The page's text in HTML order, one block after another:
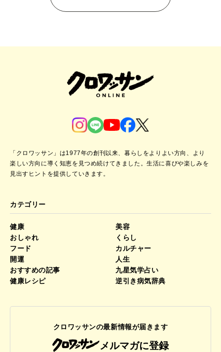
「クロワッサン」は1977年の創刊以来、暮らしをよりよい方向、より
楽しい方向に導く知恵を見つめ続けてきました。生活に喜びや楽しみを
見出すヒントを提供していきます。
カテゴリー
健康
美容
おしゃれ
くらし
フード
カルチャー
開運
人生
おすすめの記事
九星気学占い
健康レシピ
逆引き病気辞典
クロワッサンの最新情報が届きます
メルマガに登録